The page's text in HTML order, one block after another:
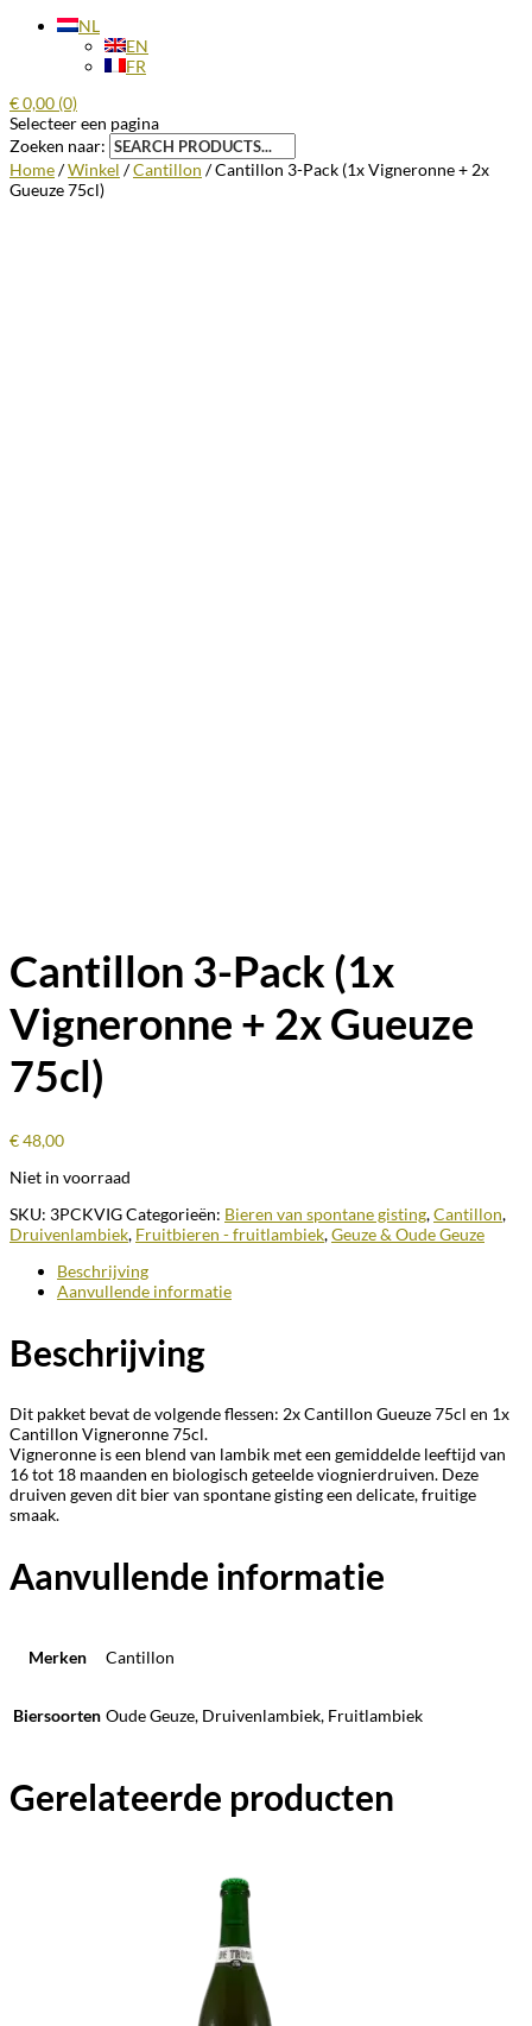
NL
EN
FR
€0,00 (0)
Selecteer een pagina
Zoeken naar:
Home/Winkel /Cantillon / Cantillon 3-Pack (1x Vigneronne + 2x
Gueuze 75cl)
Cantillon 3-Pack (1x
Vigneronne + 2x Gueuze
75cl)
€48,00
Niet in voorraad
SKU: 3PCKVIGCategorieën: Bieren van spontane gisting,Cantillon,
Druivenlambiek, Fruitbieren - fruitlambiek,Geuze & Oude Geuze
Beschrijving
Aanvullende informatie
Beschrijving
Dit pakket bevat de volgende flessen: 2x Cantillon Gueuze 75cl en 1x
Cantillon Vigneronne 75cl.
Vigneronne is een blend van lambik met een gemiddelde leeftijd van
16 tot 18 maanden en biologisch geteelde viognierdruiven. Deze
druiven geven dit bier van spontane gisting een delicate, fruitige
smaak.
Aanvullende informatie
Merken Cantillon
Biersoorten Oude Geuze, Druivenlambiek, Fruitlambiek
Gerelateerde producten